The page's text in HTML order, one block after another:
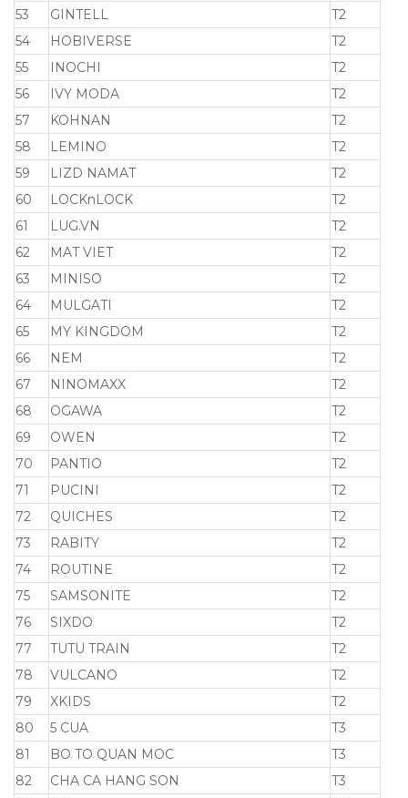
53
GINTELL
T2
54
HOBIVERSE
T2
55
INOCHI
T2
56
IVY MODA
T2
57
KOHNAN
T2
58
LEMINO
T2
59
LIZD NAMAT
T2
60
LOCKnLOCK
T2
61
LUG.VN
T2
62
MAT VIET
T2
63
MINISO
T2
64
MULGATI
T2
65
MY KINGDOM
T2
66
NEM
T2
67
NINOMAXX
T2
68
OGAWA
T2
69
OWEN
T2
70
PANTIO
T2
71
PUCINI
T2
72
QUICHES
T2
73
RABITY
T2
74
ROUTINE
T2
75
SAMSONITE
T2
76
SIXDO
T2
77
TUTU TRAIN
T2
78
VULCANO
T2
79
XKIDS
T2
80
5 CUA
T3
81
BO TO QUAN MOC
T3
82
CHA CA HANG SON
T3